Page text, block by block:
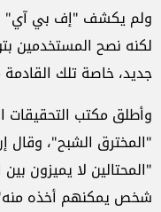
ولم يكشف "إف بي آي"
لكنه نصح المستخدمين
جديد، خاصة تلك
وأطلق مكتب التحقيقات
"المخترق الشبح"، وقال
"المحتالين لا يميزون
شخص يمكنهم أخذه